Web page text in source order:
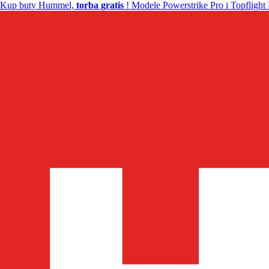
Kup buty Hummel, torba gratis ! Modele Powerstrike Pro i Topflight